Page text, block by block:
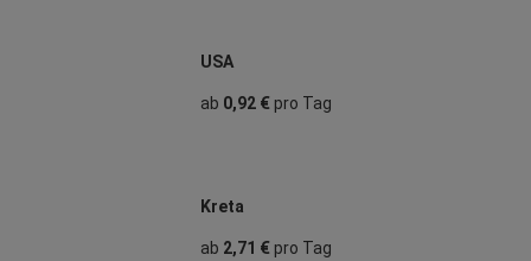
USA
ab 0,92 €pro Tag
Kreta
ab 2,71 €pro Tag